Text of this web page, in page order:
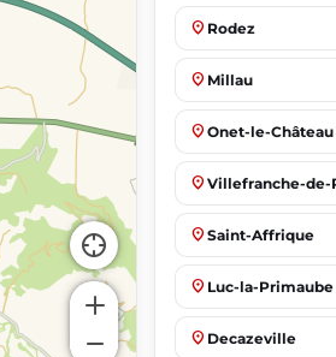
place Rodez
place Millau
place Onet-le-Château
place Villefranche-de-
place Saint-Affrique
place Luc-la-Primaube
place Decazeville